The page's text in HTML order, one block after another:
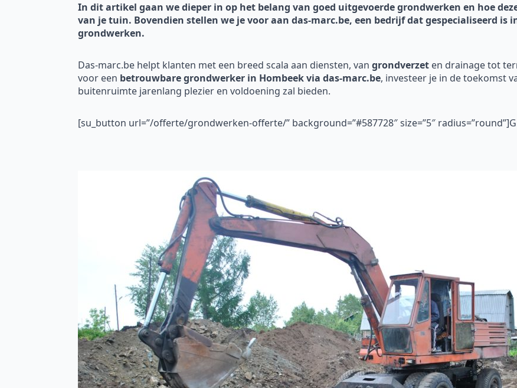
In dit artikel gaan we dieper in op het belang van goed uitgevoerde grondwerken en hoe
van je tuin. Bovendien stellen we je voor aan das-marc.be, een bedrijf dat gespecialiseerd
grondwerken.
Das-marc.be helpt klanten met een breed scala aan diensten, van grondverzet en drainage tot
voor een betrouwbare grondwerker in Hombeek via das-marc.be, investeer je in de toekomst
buitenruimte jarenlang plezier en voldoening zal bieden.
[su_button url=”/offerte/grondwerken-offerte/” background=”#587728″ size=”5″